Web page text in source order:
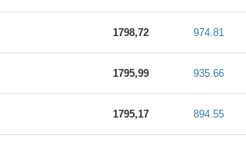
1798,72 974.81
1795,99 935.66
1795,17 894.55